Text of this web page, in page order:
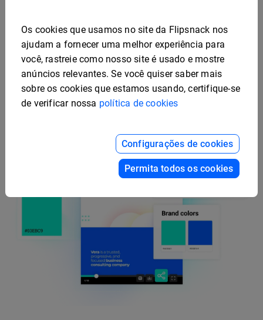
Mantenha a mesma aparência em todas as
equipes e arquivos. Você pode aplicar as mesmas
configurações salvas a cada flipbook em HTML5
que criar.
Os cookies que usamos no site da Flipsnack nos
ajudam a fornecer uma melhor experiência para
você, rastreie como nosso site é usado e mostre
anúncios relevantes. Se você quiser saber mais
sobre os cookies que estamos usando, certifique-se
de verificar nossa política de cookies
Configurações de cookies
Permita todos os cookies